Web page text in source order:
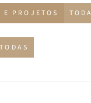
E PROJETOS
TODAS